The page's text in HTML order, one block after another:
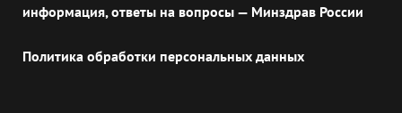
информация, ответы на вопросы — Минздрав России
Политика обработки персональных данных